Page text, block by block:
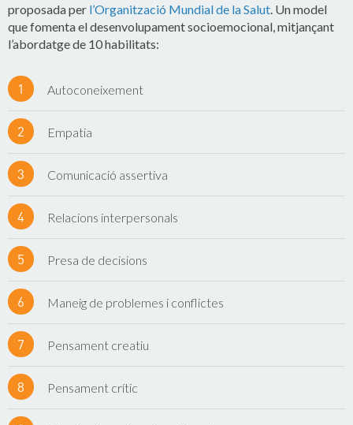
proposada per l’Organització Mundial de la Salut. Un model
que fomenta el desenvolupament socioemocional, mitjançant
l’abordatge de 10 habilitats:
Autoconeixement
Empatia
Comunicació assertiva
Relacions interpersonals
Presa de decisions
Maneig de problemes i conflictes
Pensament creatiu
Pensament crític